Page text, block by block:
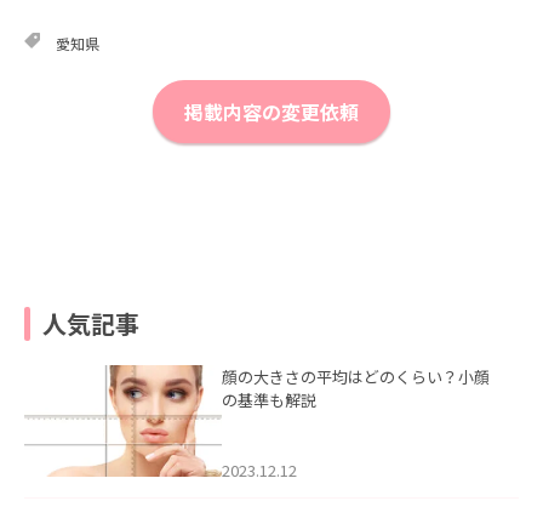
愛知県
掲載内容の変更依頼
人気記事
顔の大きさの平均はどのくらい？小顔
の基準も解説
2023.12.12